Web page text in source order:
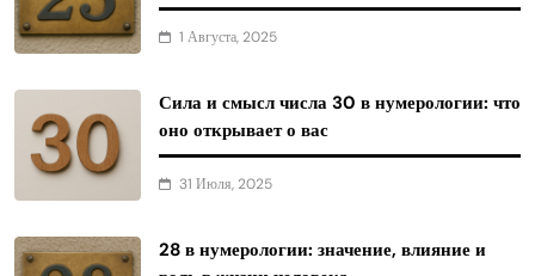
1 Августа, 2025
Сила и смысл числа 30 в нумерологии: что
оно открывает о вас
31 Июля, 2025
28 в нумерологии: значение, влияние и